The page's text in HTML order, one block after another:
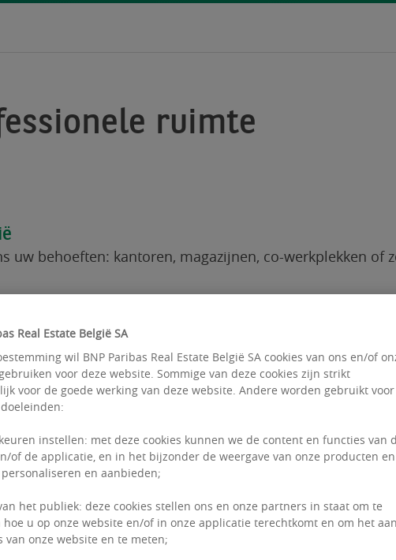
ruimte
uw behoeften: kantoren, magazijnen, co-werkplekken of
START
Real Estate België SA
wil BNP Paribas Real Estate België SA cookies van ons en/of
voor deze website. Sommige van deze cookies zijn strikt
voor de goede werking van deze website. Andere worden gebruikt
instellen: met deze cookies kunnen we de content en functies van
of de applicatie, en in het bijzonder de weergave van onze producten en
en aanbieden;
het publiek: deze cookies stellen ons en onze partners in staat om te
u op onze website en/of in onze applicatie terechtkomt en om het
van onze website en te meten;